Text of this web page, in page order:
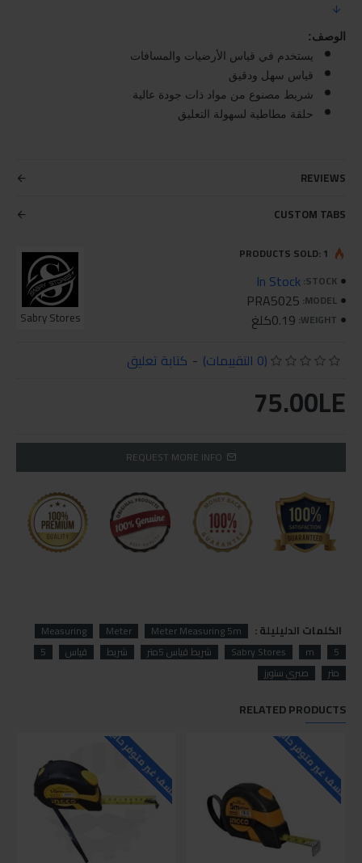
الوصف:
يستخدم في قياس الأرضيات والمسافات
قياس سهل ودقيق
شريط مصنوع من مواد ذات جودة عالية
حلقة مطاطية لسهولة التعليق
REVIEWS
CUSTOM TABS
STOCK:
In Stock
MODEL:
PRA5025
WEIGHT: 0.19كلغ Sabry Stores
PRODUCTS SOLD: 1
(0 التقييمات) - كتابة تعليق
75.00LE
REQUEST MORE INFO
الكلمات الدليليلة : Meter Measuring 5m
Meter
Measuring
5
m
Sabry Stores شريط قياس 5متر شريط قياس
5
متر
صبري ستورز
RELATED PRODUCTS
للاسف غير متوفر حاليا للاسف غير متوفر حاليا